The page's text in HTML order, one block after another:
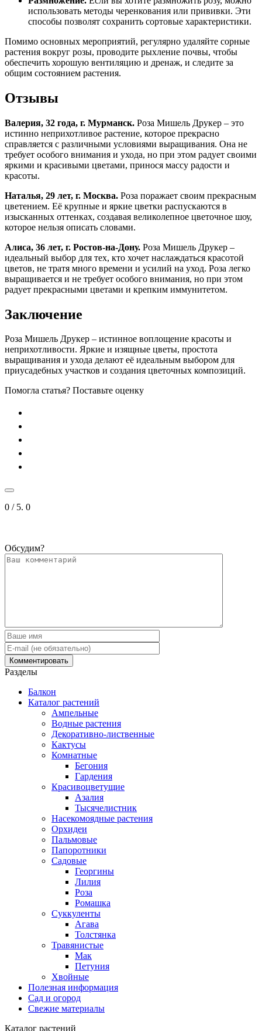
использовать методы черенкования или прививки. Эти
способы позволят сохранить сортовые характеристики.
Помимо основных мероприятий, регулярно удаляйте сорные
растения вокруг розы, проводите рыхление почвы, чтобы
обеспечить хорошую вентиляцию и дренаж, и следите за
общим состоянием растения.
Отзывы
Валерия, 32 года, г. Мурманск. Роза Мишель Друкер – это
истинно неприхотливое растение, которое прекрасно
справляется с различными условиями выращивания. Она не
требует особого внимания и ухода, но при этом радует своими
яркими и красивыми цветами, принося массу радости и
красоты.
Наталья, 29 лет, г. Москва. Роза поражает своим прекрасным
цветением. Её крупные и яркие цветки распускаются в
изысканных оттенках, создавая великолепное цветочное шоу,
которое нельзя описать словами.
Алиса, 36 лет, г. Ростов-на-Дону. Роза Мишель Друкер –
идеальный выбор для тех, кто хочет наслаждаться красотой
цветов, не тратя много времени и усилий на уход. Роза легко
выращивается и не требует особого внимания, но при этом
радует прекрасными цветами и крепким иммунитетом.
Заключение
Роза Мишель Друкер – истинное воплощение красоты и
неприхотливости. Яркие и изящные цветы, простота
выращивания и ухода делают её идеальным выбором для
приусадебных участков и создания цветочных композиций.
Помогла статья? Поставьте оценку
0 / 5. 0
Обсудим?
Разделы
Балкон
Каталог растений
Ампельные
Водные растения
Декоративно-лиственные
Кактусы
Комнатные
Бегония
Гардения
Красивоцветущие
Азалия
Тысячелистник
Насекомоядные растения
Орхидеи
Пальмовые
Папоротники
Садовые
Георгины
Лилия
Роза
Ромашка
Суккуленты
Агава
Толстянка
Травянистые
Мак
Петуния
Хвойные
Полезная информация
Сад и огород
Свежие материалы
Каталог растений